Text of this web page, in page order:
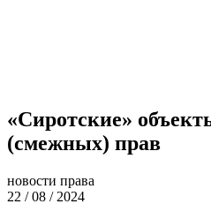
«Сиротские»
(смежных) прав
новости права
22 / 08 / 2024